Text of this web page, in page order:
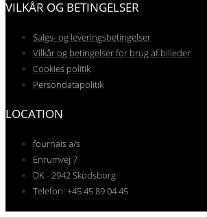
VILKÅR OG BETINGELSER
Salgs- og leveringsbetingelser
Vilkår og betingelser for brug af billeder
Cookies politik
Persondatapolitik
LOCATION
fournais a/s
Enrumvej 7
DK - 2942 Skodsborg
Telefon: +45 45 89 04 45